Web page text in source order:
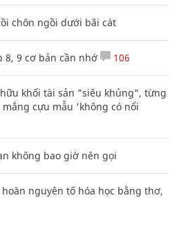
chôn ngồi dưới bãi cát
8, 9 cơ bản cần nhớ 106
khối tài sản "siêu khủng", từng
cựu mẫu 'không có nổi
không bao giờ nên gọi
nguyên tố hóa học bằng thơ,